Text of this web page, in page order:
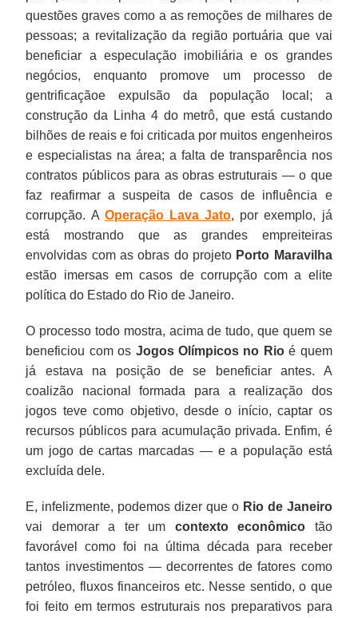
questões graves como a as remoções de milhares de
pessoas; a revitalização da região portuária que vai
beneficiar a especulação imobiliária e os grandes
negócios, enquanto promove um processo de
gentrificaçãoe expulsão da população local; a
construção da Linha 4 do metrô, que está custando
bilhões de reais e foi criticada por muitos engenheiros
e especialistas na área; a falta de transparência nos
contratos públicos para as obras estruturais — o que
faz reafirmar a suspeita de casos de influência e
corrupção. A Operação Lava Jato, por exemplo, já
está mostrando que as grandes empreiteiras
envolvidas com as obras do projeto Porto Maravilha
estão imersas em casos de corrupção com a elite
política do Estado do Rio de Janeiro.
O processo todo mostra, acima de tudo, que quem se
beneficiou com os Jogos Olímpicos no Rioé quem
já estava na posição de se beneficiar antes. A
coalizão nacional formada para a realização dos
jogos teve como objetivo, desde o início, captar os
recursos públicos para acumulação privada. Enfim, é
um jogo de cartas marcadas — e a população está
excluída dele.
E, infelizmente, podemos dizer que o Rio de Janeiro
vai demorar a ter um contexto econômico tão
favorável como foi na última década para receber
tantos investimentos — decorrentes de fatores como
petróleo, fluxos financeiros etc. Nesse sentido, o que
foi feito em termos estruturais nos preparativos para